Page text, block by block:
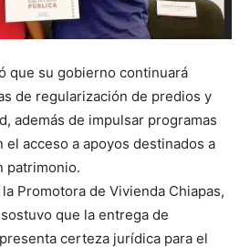
que su gobierno continuará
de regularización de predios y
además de impulsar programas
acceso a apoyos destinados a
patrimonio.
Promotora de Vivienda Chiapas,
que la entrega de
certeza jurídica para el